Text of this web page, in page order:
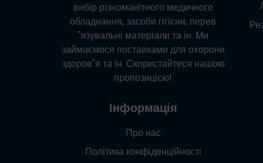
вибір різноманітного медичного
обладнання, засоби гігієни, перев
"язувальні матеріали та ін. Ми
займаємося поставками для охорони
здоров"я та ін. Скористайтеся нашою
пропозицією!
Інформація
Про нас
Політика конфіденційності